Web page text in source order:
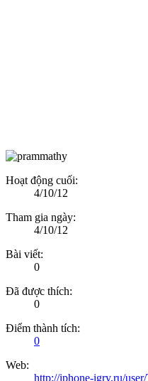
Hoạt động cuối:
4/10/12
Tham gia ngày:
4/10/12
Bài viết:
0
Đã được thích:
0
Điểm thành tích:
0
Web:
http://iphone-igry.ru/